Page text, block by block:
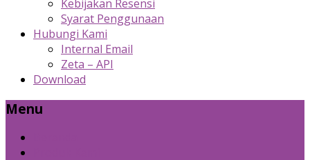
Kebijakan Resensi
Syarat Penggunaan
Hubungi Kami
Internal Email
Zeta – API
Download
Menu